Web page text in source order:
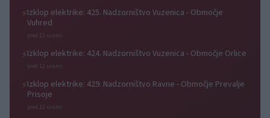
⚡Izklop elektrike: 425. Nadzorništvo Vuzenica - Območje
Vuhred
pred 12 urami
⚡Izklop elektrike: 424. Nadzorništvo Vuzenica - Območje Orlice
pred 12 urami
⚡Izklop elektrike: 429. Nadzorništvo Ravne - Območje Prevalje
Prisoje
pred 12 urami